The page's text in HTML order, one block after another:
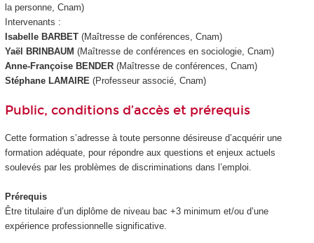
la personne, Cnam)
Intervenants :
Isabelle BARBET(Maîtresse de conférences, Cnam)
Yaël BRINBAUM (Maîtresse de conférences en sociologie, Cnam)
Anne-Françoise BENDER(Maîtresse de conférences, Cnam)
Stéphane LAMAIRE (Professeur associé, Cnam)
Public, conditions d’accès et prérequis
Cette formation s’adresse à toute personne désireuse d’acquérir une
formation adéquate, pour répondre aux questions et enjeux actuels
soulevés par les problèmes de discriminations dans l’emploi.
Prérequis
Être titulaire d’un diplôme de niveau bac +3 minimum et/ou d’une
expérience professionnelle significative.